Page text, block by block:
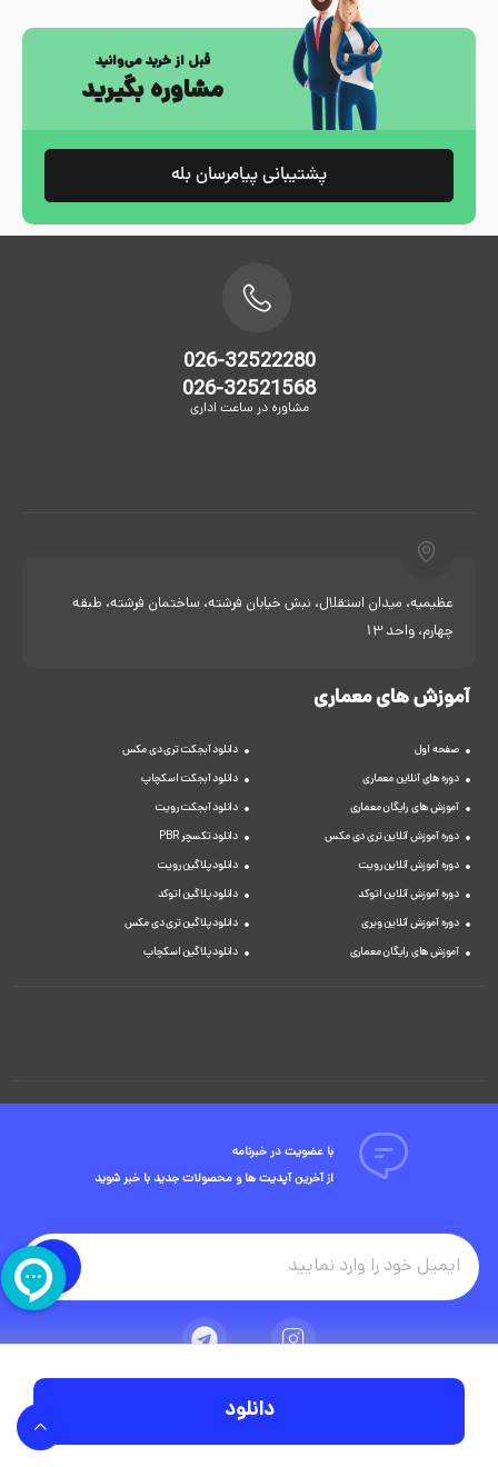
دانلود
قبل از خرید می‌وانید
مشاوره بگیرید
پشتیبانی پیامرسان بله
026-32522280
026-32521568
مشاوره در ساعت اداری
عظیمیه، میدان استقلال، نبش خیابان فرشته، ساختمان فرشته، طبقه
چهارم، واحد 13
آموزش های معماری
صفحه اول
دوره های آنلاین معماری
آموزش های رایگان معماری
دوره آموزش آنلاین تری دی مکس
دوره آموزش آنلاین رویت
دوره آموزش آنلاین اتوکد
دوره آموزش آنلاین ویری
آموزش های رایگان معماری
دانلود آبجکت تری دی مکس
دانلود آبجکت اسکچاپ
دانلود آبجکت رویت
دانلود تکسچر PBR
دانلود پلاگین رویت
دانلود پلاگین اتوکد
دانلود پلاگین تری دی مکس
دانلود پلاگین اسکچاپ
با عضویت در خبرنامه
از آخرین آپدیت ها و محصولات جدید با خبر شوید
تمامی حقوق مادی و معنوی این وبسایت متعلق به شرکت ویوید ویژوال است.